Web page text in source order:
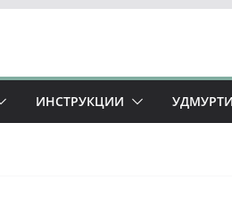
ИНСТРУКЦИИ